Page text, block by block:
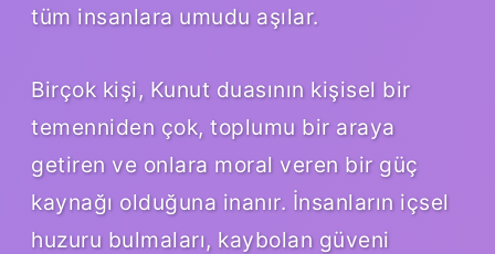
tüm insanlara umudu aşılar.
Birçok kişi, Kunut duasının kişisel bir
temenniden çok, toplumu bir araya
getiren ve onlara moral veren bir güç
kaynağı olduğuna inanır. İnsanların içsel
huzuru bulmaları, kaybolan güveni